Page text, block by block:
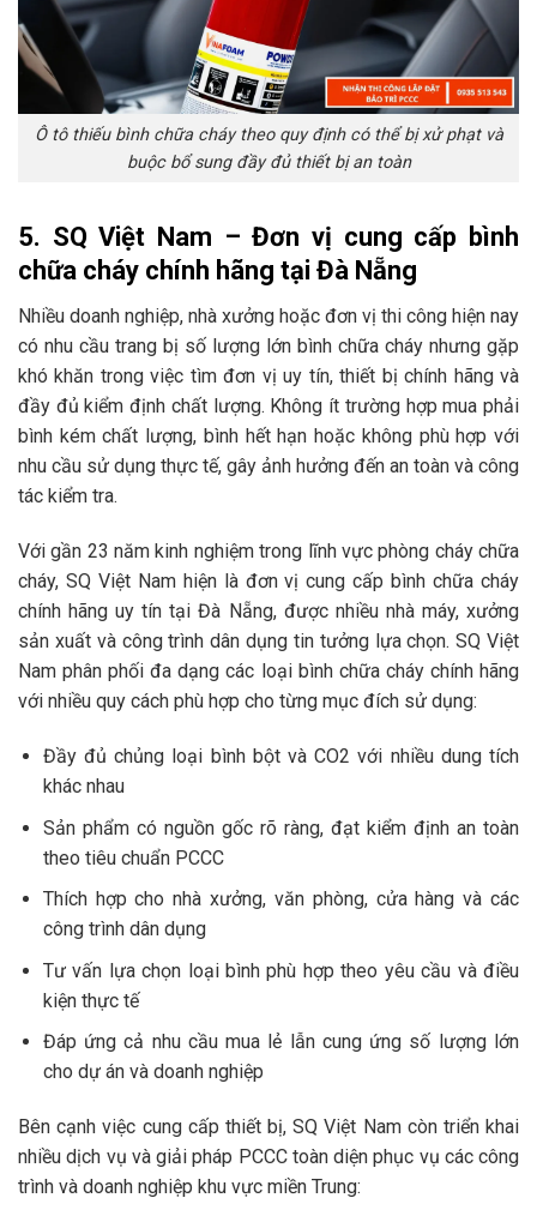
Ô tô thiếu bình chữa cháy theo quy định có thể bị xử phạt và
buộc bổ sung đầy đủ thiết bị an toàn
5. SQ Việt Nam – Đơn vị cung cấp bình
chữa cháy chính hãng tại Đà Nẵng
Nhiều doanh nghiệp, nhà xưởng hoặc đơn vị thi công hiện nay
có nhu cầu trang bị số lượng lớn bình chữa cháy nhưng gặp
khó khăn trong việc tìm đơn vị uy tín, thiết bị chính hãng và
đầy đủ kiểm định chất lượng. Không ít trường hợp mua phải
bình kém chất lượng, bình hết hạn hoặc không phù hợp với
nhu cầu sử dụng thực tế, gây ảnh hưởng đến an toàn và công
tác kiểm tra.
Với gần 23 năm kinh nghiệm trong lĩnh vực phòng cháy chữa
cháy, SQ Việt Nam hiện là đơn vị cung cấp bình chữa cháy
chính hãng uy tín tại Đà Nẵng, được nhiều nhà máy, xưởng
sản xuất và công trình dân dụng tin tưởng lựa chọn. SQ Việt
Nam phân phối đa dạng các loại bình chữa cháy chính hãng
với nhiều quy cách phù hợp cho từng mục đích sử dụng:
Đầy đủ chủng loại bình bột và CO2 với nhiều dung tích
khác nhau
Sản phẩm có nguồn gốc rõ ràng, đạt kiểm định an toàn
theo tiêu chuẩn PCCC
Thích hợp cho nhà xưởng, văn phòng, cửa hàng và các
công trình dân dụng
Tư vấn lựa chọn loại bình phù hợp theo yêu cầu và điều
kiện thực tế
Đáp ứng cả nhu cầu mua lẻ lẫn cung ứng số lượng lớn
cho dự án và doanh nghiệp
Bên cạnh việc cung cấp thiết bị, SQ Việt Nam còn triển khai
nhiều dịch vụ và giải pháp PCCC toàn diện phục vụ các công
trình và doanh nghiệp khu vực miền Trung: